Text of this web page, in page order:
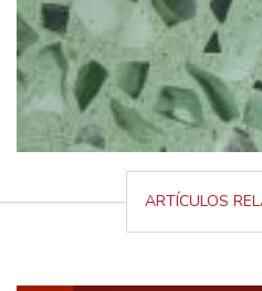
ARTÍCULOS